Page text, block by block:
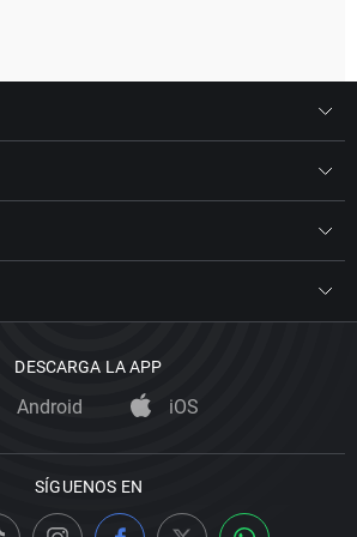
DESCARGA LA APP
Android iOS
SÍGUENOS EN